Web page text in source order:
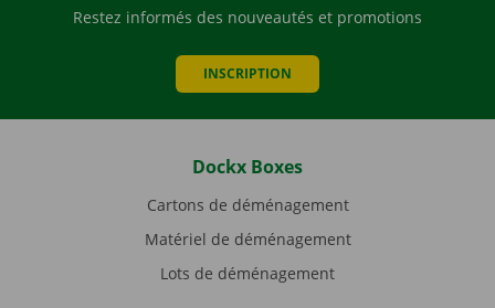
Restez informés des nouveautés et promotions
INSCRIPTION
Dockx Boxes
Cartons de déménagement
Matériel de déménagement
Lots de déménagement